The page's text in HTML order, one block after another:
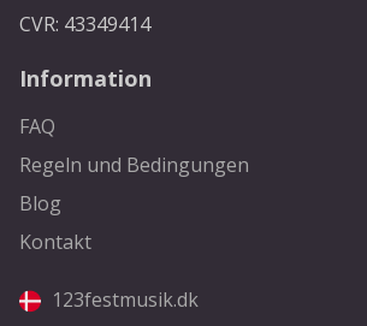
CVR: 43349414
Information
FAQ
Regeln und Bedingungen
Blog
Kontakt
123festmusik.dk